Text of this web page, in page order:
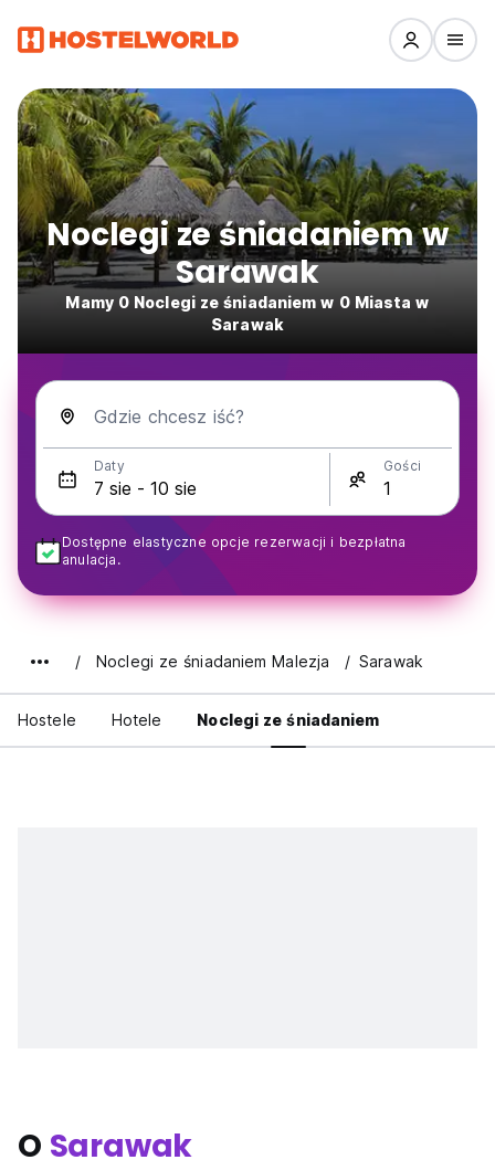
Noclegi ze śniadaniem w
Sarawak
Mamy 0 Noclegi ze śniadaniem w 0 Miasta w
Sarawak
Gdzie chcesz iść?
Daty Gości
Dostępne elastyczne opcje rezerwacji i bezpłatna
anulacja.
Noclegi ze śniadaniem Malezja Sarawak
Hostele Hotele Noclegi ze śniadaniem
O Sarawak